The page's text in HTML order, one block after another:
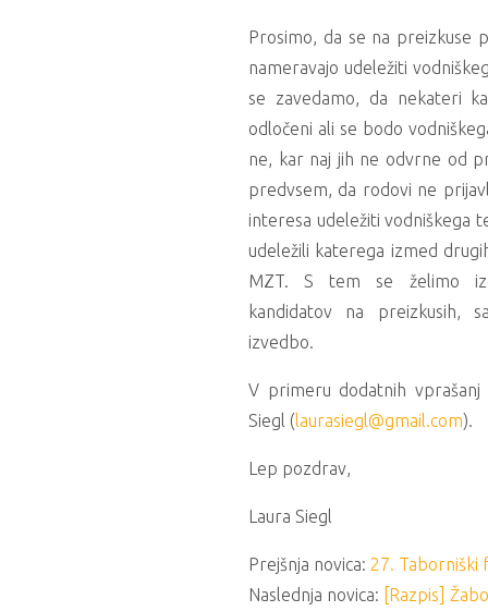
Prosimo, da se na preizkuse
nameravajo udeležiti
se zavedamo, da nekateri
odločeni ali se bodo
ne, kar naj jih ne odvrne od
predvsem, da rodovi ne
interesa udeležiti vodniškega
udeležili katerega izmed
MZT. S tem se želimo
kandidatov na preizkusih,
izvedbo.
V primeru dodatnih
Siegl (laurasiegl@gmail.com).
Lep pozdrav,
Laura Siegl
Prejšnja novica: 27. Taborniški
Naslednja novica:
[Razpis]